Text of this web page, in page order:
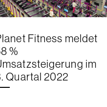
Fitness meldet
%
im
Quartal 2022